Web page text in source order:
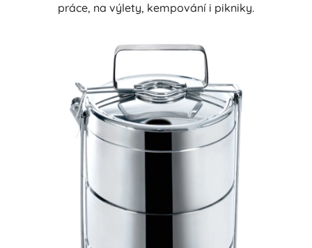
práce, na výlety, kempování i pikniky.